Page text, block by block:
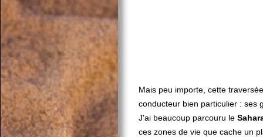
Mais peu importe, cette
conducteur bien particulier : ses
J'ai beaucoup parcouru le
ces zones de vie que cache un